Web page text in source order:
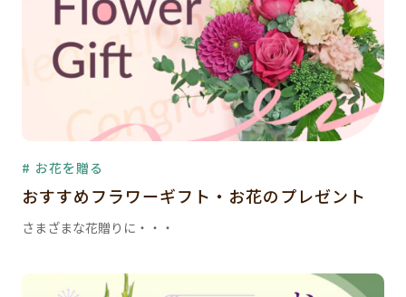
# お花を贈る
おすすめフラワーギフト・お花のプレゼント
さまざまな花贈りに・・・